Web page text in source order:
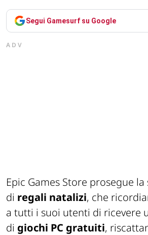
Segui Gamesurf su Google
ADV
Epic Games Store prosegue
di regali natalizi, che
a tutti i suoi utenti di ricevere
di giochi PC gratuiti,